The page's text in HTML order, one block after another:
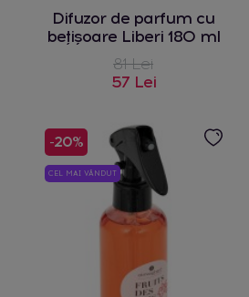
Difuzor de parfum cu
bețișoare Liberi 180 ml
81 Lei
57 Lei
-20%
CEL MAI VÂNDUT